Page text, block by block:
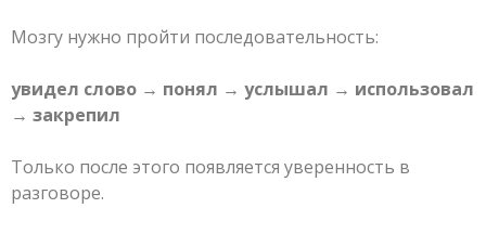
Мозгу нужно пройти последовательность:
увидел слово → понял → услышал → использовал
→ закрепил
Только после этого появляется уверенность в
разговоре.